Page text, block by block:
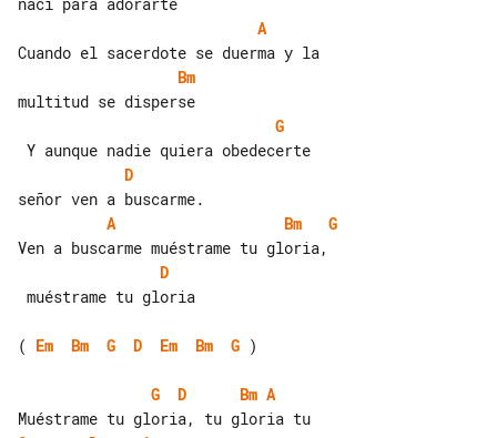
A
Bm
G
D
A
Bm
G
D
( Em Bm G D Em Bm G )
G D Bm A